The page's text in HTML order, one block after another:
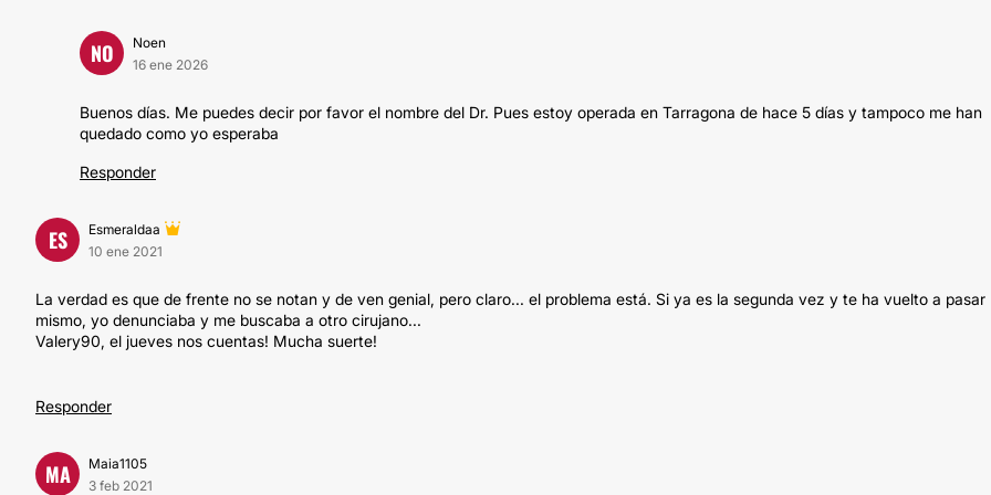
NO
Noen
16 ene 2026
Buenos días. Me puedes decir por favor el nombre del Dr. Pues estoy operada en Tarragona de hace 5 días y tampoco me han
quedado como yo esperaba
Responder
ES
Esmeraldaa
10 ene 2021
La verdad es que de frente no se notan y de ven genial, pero claro... el problema está. Si ya es la segunda vez y te ha vuelto a pasar
mismo, yo denunciaba y me buscaba a otro cirujano...
Valery90, el jueves nos cuentas! Mucha suerte!
Responder
MA
Maia1105
3 feb 2021